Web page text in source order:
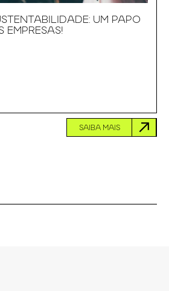
UM PAPO
EMPRESAS!
SAIBA MAIS